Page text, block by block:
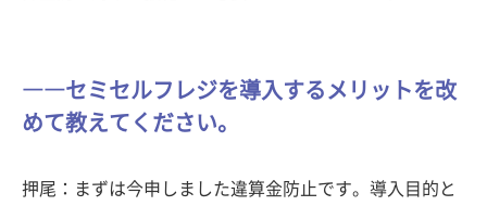
――セミセルフレジを導入するメリットを改
めて教えてください。
押尾：まずは今申しました違算金防止です。導入目的と